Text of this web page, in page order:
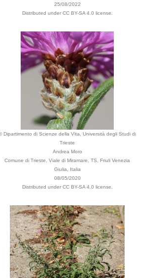
25/08/2022
Distributed under CC BY-SA 4.0 license.
Dipartimento di Scienze della Vita, Università degli Studi di
Trieste
Andrea Moro
Comune di Trieste, Viale di Miramare, TS, Friuli Venezia
Giulia, Italia
08/05/2020
Distributed under CC BY-SA 4.0 license.